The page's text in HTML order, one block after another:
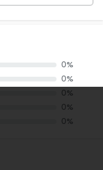
0%
0%
0%
0%
0%